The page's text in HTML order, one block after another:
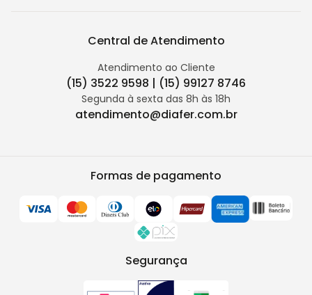
Central de Atendimento
Atendimento ao Cliente
(15) 3522 9598 | (15) 99127 8746
Segunda à sexta das 8h às 18h
atendimento@diafer.com.br
Formas de pagamento
Segurança